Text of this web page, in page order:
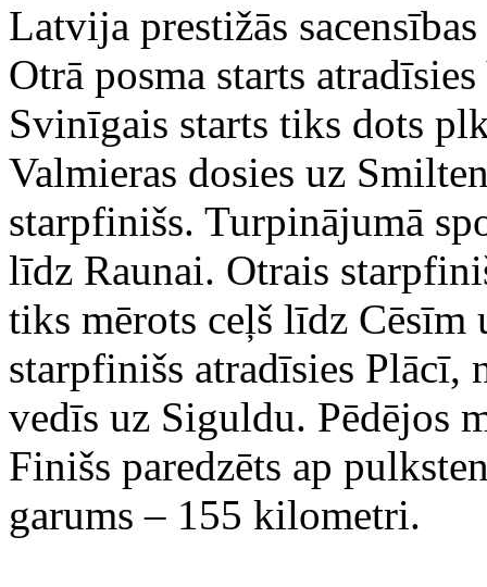
Latvija prestižās
Otrā posma starts
Svinīgais starts tiks dots
Valmieras dosies uz
starpfinišs. Turpinājumā
līdz Raunai. Otrais
tiks mērots ceļš līdz Cēsīm
starpfinišs atradīsies Plācī,
vedīs uz Siguldu. Pēdējos
Finišs paredzēts ap
garums – 155 kilometri.